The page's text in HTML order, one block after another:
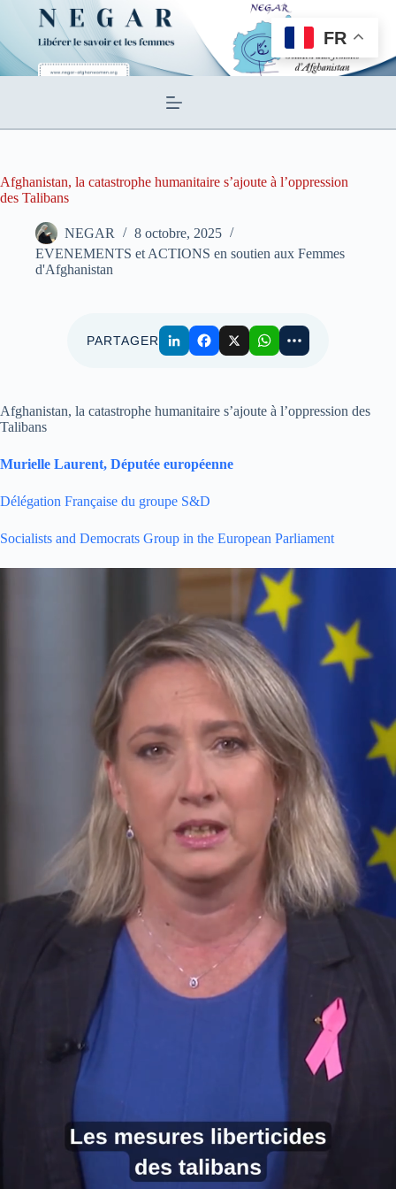
contenu
Afghanistan, la catastrophe humanitaire s’ajoute à l’oppression
des Talibans
NEGAR
8 octobre, 2025
EVENEMENTS et ACTIONS en soutien aux Femmes
d'Afghanistan
PARTAGER
Afghanistan, la catastrophe humanitaire s’ajoute à l’oppression des
Talibans
Murielle Laurent, Députée européenne
Délégation Française du groupe S&D
Socialists and Democrats Group in the European Parliament
FR